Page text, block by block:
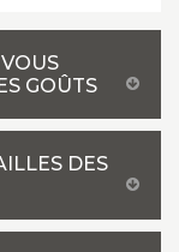
GOÛTS
DES